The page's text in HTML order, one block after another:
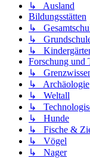
↳ Ausland
Bildungsstätten
↳
↳
↳
Forschung und
↳
↳ Archäologie
↳ Weltall
↳
↳ Hunde
↳ Fische &
↳ Vögel
↳ Nager